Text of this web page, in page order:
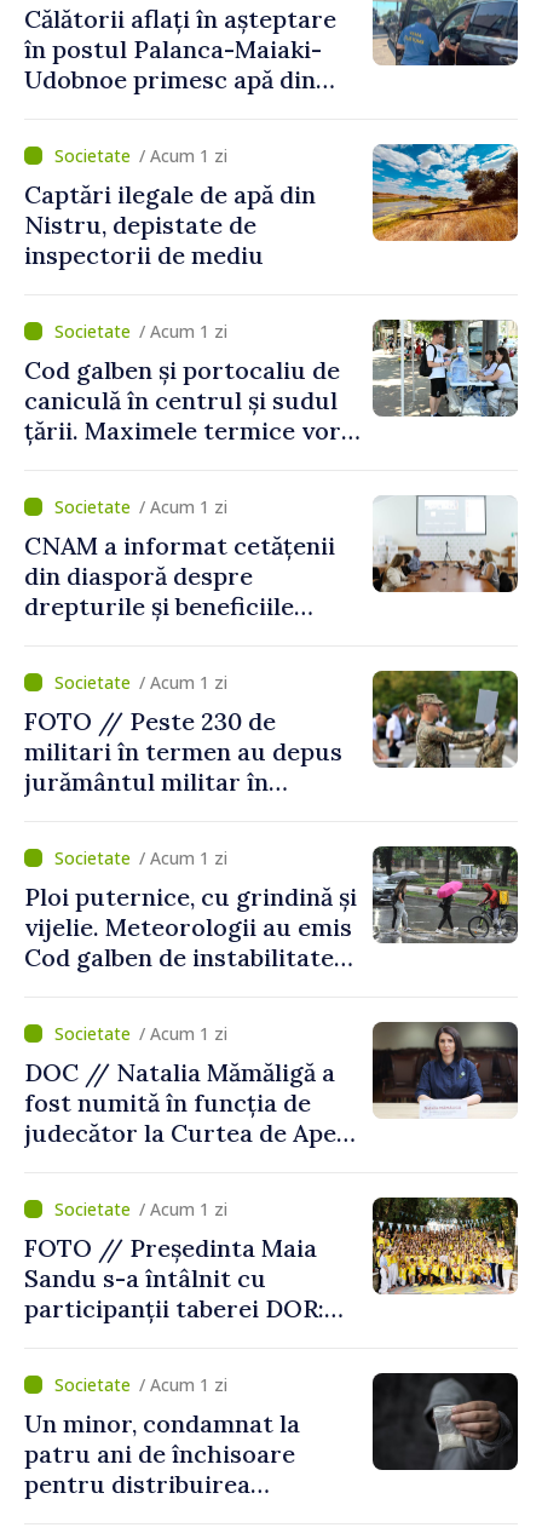
publicat în Monitorul Oficial
Călătorii aflați în așteptare
în postul Palanca-Maiaki-
Udobnoe primesc apă din
și a polițiștilor de frontieră
/ Acum 1 zi
Captări ilegale de apă din
Nistru, depistate de
inspectorii de mediu
/ Acum 1 zi
Cod galben și portocaliu de
caniculă în centrul și sudul
țării. Maximele termice vor
/ Acum 1 zi
CNAM a informat cetățenii
din diasporă despre
drepturile și beneficiile
/ Acum 1 zi
FOTO // Peste 230 de
militari în termen au depus
jurământul militar în
/ Acum 1 zi
Ploi puternice, cu grindină și
vijelie. Meteorologii au emis
Cod galben de instabilitate
/ Acum 1 zi
DOC // Natalia Mămăligă a
fost numită în funcția de
judecător la Curtea de Apel
/ Acum 1 zi
FOTO // Președinta Maia
Sandu s-a întâlnit cu
participanții taberei DOR:
noastră rămâne puternică”
/ Acum 1 zi
Un minor, condamnat la
patru ani de închisoare
pentru distribuirea